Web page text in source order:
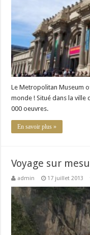
Le Metropolitan Museum
monde ! Situé dans la ville
000 oeuvres.
En savoir plus »
Voyage sur
admin 17 juillet 2013